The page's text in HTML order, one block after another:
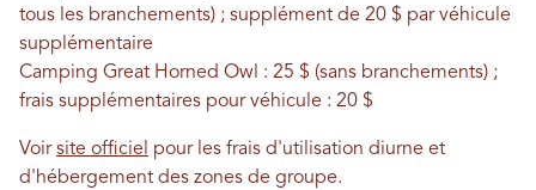
tous les branchements) ; supplément de 20 $ par véhicule
supplémentaire
Camping Great Horned Owl : 25 $ (sans branchements) ;
frais supplémentaires pour véhicule : 20 $
Voirsite officiel
pour les frais d'utilisation diurne et
d'hébergement des zones de groupe.